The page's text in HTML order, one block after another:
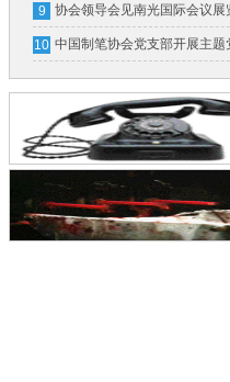
首届制笔文具工业展全新亮相
9 协会领导会见南光国际会议展
限公司领导一行
10 中国制笔协会党支部开展主题
活动